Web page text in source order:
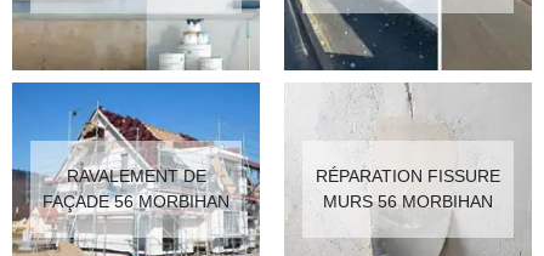
RAVALEMENT DE
FAÇADE 56 MORBIHAN
RÉPARATION FISSURE
MURS 56 MORBIHAN